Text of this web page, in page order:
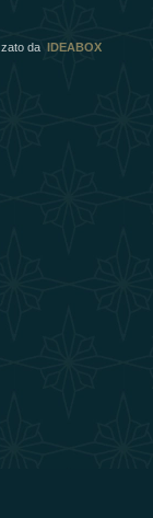
da IDEABOX